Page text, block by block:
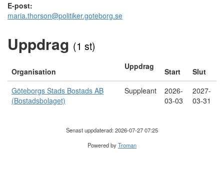
E-post:
maria.thorson@politiker.goteborg.se
Uppdrag (1 st)
Organisation
Uppdrag
Start
Slut
Göteborgs Stads Bostads AB
(Bostadsbolaget)
Suppleant
2026-
03-03
2027-
03-31
Senast uppdaterad: 2026-07-27 07:25
Powered byTroman